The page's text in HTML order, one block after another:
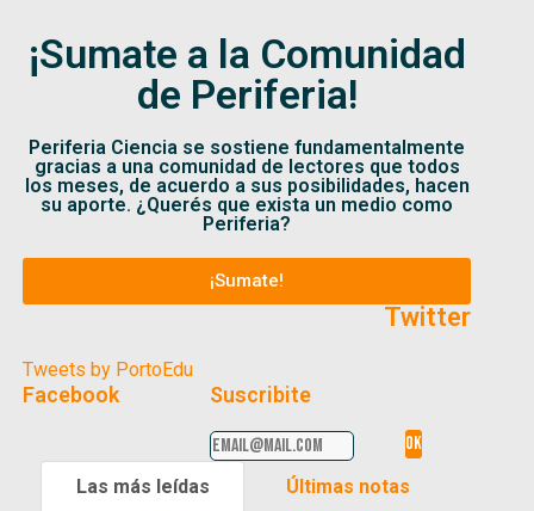
¡Sumate a la Comunidad
de Periferia!
Periferia Ciencia se sostiene fundamentalmente
gracias a una comunidad de lectores que todos
los meses, de acuerdo a sus posibilidades, hacen
su aporte. ¿Querés que exista un medio como
Periferia?
¡Sumate!
Twitter
Tweets by PortoEdu
Facebook Suscribite
Las más leídas Últimas notas